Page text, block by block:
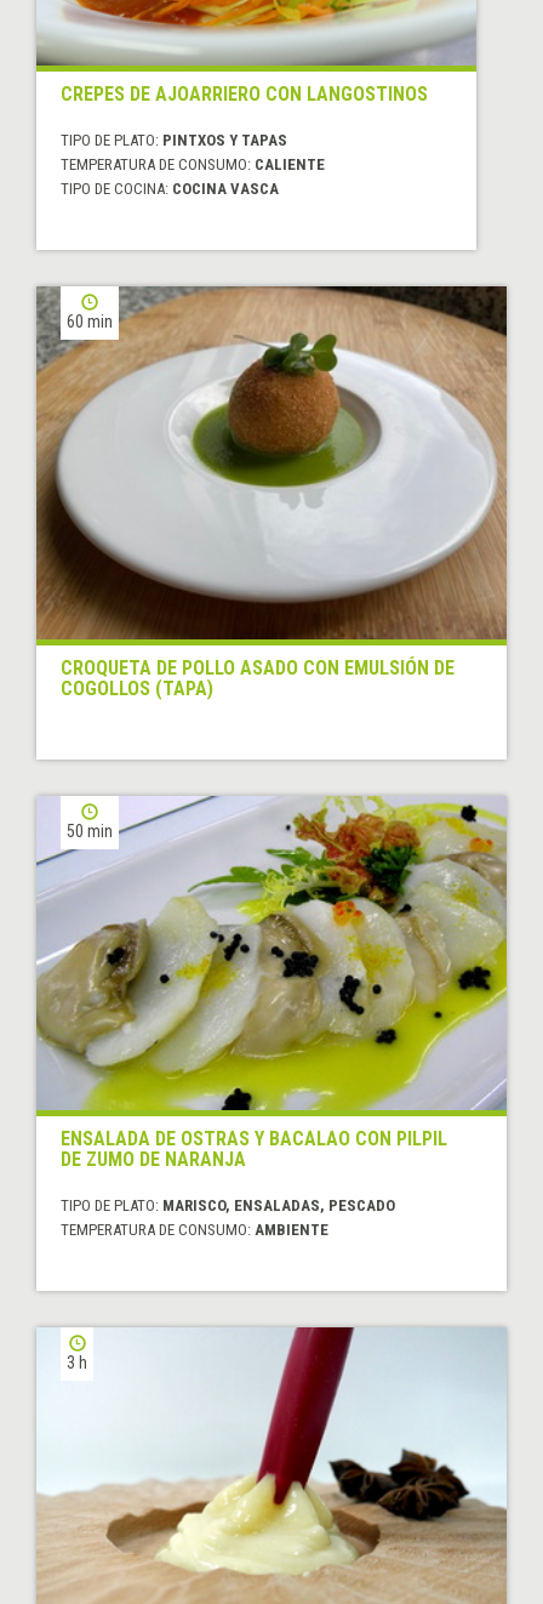
CREPES DE AJOARRIERO CON LANGOSTINOS
TIPO DE PLATO: PINTXOS Y TAPAS
TEMPERATURA DE CONSUMO: CALIENTE
TIPO DE COCINA: COCINA VASCA
60 min
CROQUETA DE POLLO ASADO CON EMULSIÓN DE
COGOLLOS (TAPA)
50 min
ENSALADA DE OSTRAS Y BACALAO CON PILPIL
DE ZUMO DE NARANJA
TIPO DE PLATO: MARISCO, ENSALADAS, PESCADO
TEMPERATURA DE CONSUMO: AMBIENTE
3 h